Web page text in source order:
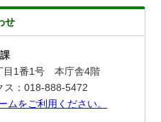
せ
目1番1号 本庁舎4階
：018-888-5472
ムをご利用ください。